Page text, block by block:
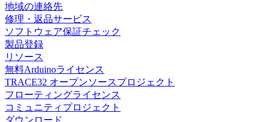
地域の連絡先
修理・返品サービス
ソフトウェア保証チェック
製品登録
リソース
無料Arduinoライセンス
TRACE32 オープンソースプロジェクト
フローティングライセンス
コミュニティプロジェクト
ダウンロード